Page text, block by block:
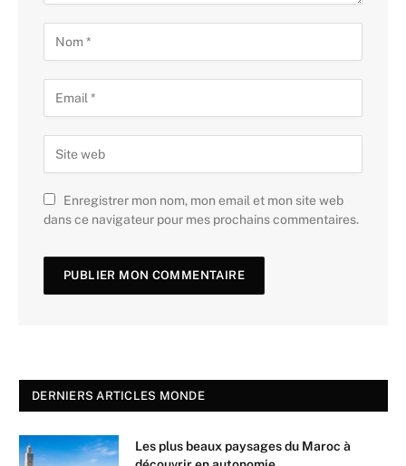
Enregistrer mon nom, mon email et mon site web
dans ce navigateur pour mes prochains commentaires.
DERNIERS ARTICLES MONDE
Les plus beaux paysages du Maroc à